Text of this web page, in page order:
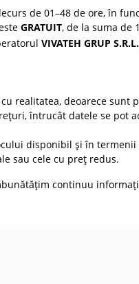
de 01–48 de ore, în
GRATUIT, de la suma de
VIVATEH GRUP S.R.L.
realitatea, deoarece sunt
întrucât datele se pot
disponibil și în
sau cele cu preț redus.
continuu